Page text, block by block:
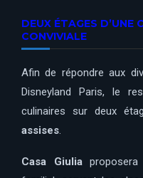
DEUX ÉTAGES D’UNE
CONVIVIALE
Afin de répondre aux
Disneyland Paris, le
culinaires sur deux
assises
Casa Giuliaproposera